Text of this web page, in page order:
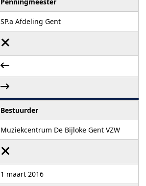
Penningmeester
SP.a Afdeling Gent
Bestuurder
Muziekcentrum De Bijloke Gent VZW
1 maart 2016